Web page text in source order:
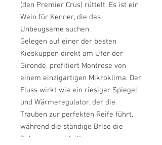
(den Premier Crus) rüttelt. Es ist ein
Wein für Kenner, die das
Unbeugsame suchen .
Gelegen auf einer der besten
Kieskuppen direkt am Ufer der
Gironde, profitiert Montrose von
einem einzigartigen Mikroklima. Der
Fluss wirkt wie ein riesiger Spiegel
und Wärmeregulator, der die
Trauben zur perfekten Reife führt,
während die ständige Brise die
Reben gesund hält.